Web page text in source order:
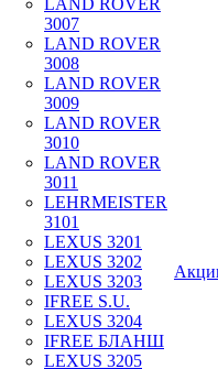
LAND ROVER
3007
LAND ROVER
3008
LAND ROVER
3009
LAND ROVER
3010
LAND ROVER
3011
LEHRMEISTER
3101
LEXUS 3201
LEXUS 3202
LEXUS 3203
IFREE S.U.
LEXUS 3204
IFREE БЛАНШ
LEXUS 3205